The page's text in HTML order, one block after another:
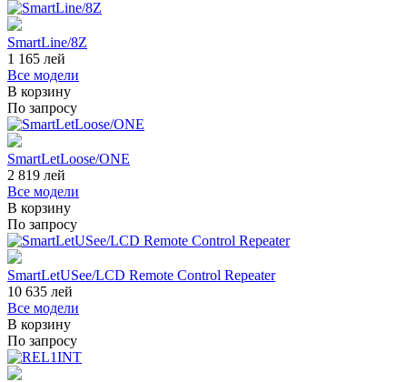
SmartLine/8Z
1 165 лей
Все модели
В корзину
По запросу
SmartLetLoose/ONE
2 819 лей
Все модели
В корзину
По запросу
SmartLetUSee/LCD Remote Control Repeater
10 635 лей
Все модели
В корзину
По запросу